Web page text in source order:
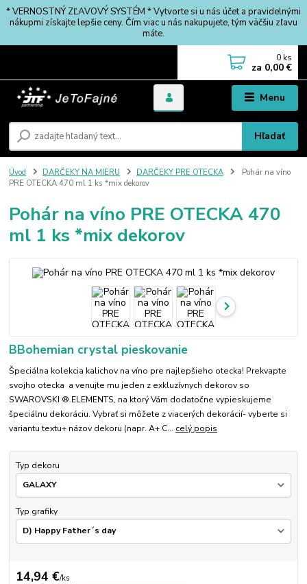
* VERNOSTNÝ ZĽAVOVÝ SYSTÉM * Vytvorte si u nás účet a pravidelnými
nákupmi získajte lepšie ceny. Čím viac u nás nakupujete, tým väčšiu zľavu
máte.
Menu
Hľadať
0 ks
za 0,00 €
Úvod DARČEKY NA MIERU DARČEKY PRE OTECKA
Pohár na víno
PRE OTECKA 470 ml 1 ks *mix dekorov
Pohár na víno PRE OTECKA 470
ml 1 ks *mix dekorov
BBohemian crystal pieskovanie
Špeciálna kolekcia kalichov na víno pre najlepšieho otecka! Prekvapte
svojho otecka a venujte mu jeden z exkluzívnych dekorov so
SWAROVSKI ® ELEMENTS, na ktorý Vám dodatočne vypieskujeme
špeciálnu dekoráciu. Vybrať si môžete z viacerých dekorácií- vyberte si
variantu textu+ názov dekoru (napr. A+ C... celý popis
Typ dekoru
Typ grafiky
14,94 €/ks